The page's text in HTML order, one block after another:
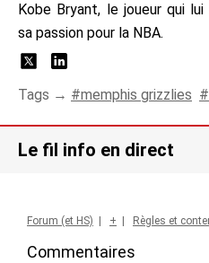
Kobe Bryant, le joueur qui lui
sa passion pour la NBA.
Tags → memphis grizzlies
Le fil info en direct
Commentaires
Forum (et HS) + Règles et